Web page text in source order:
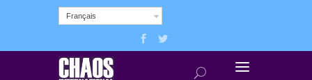
Français